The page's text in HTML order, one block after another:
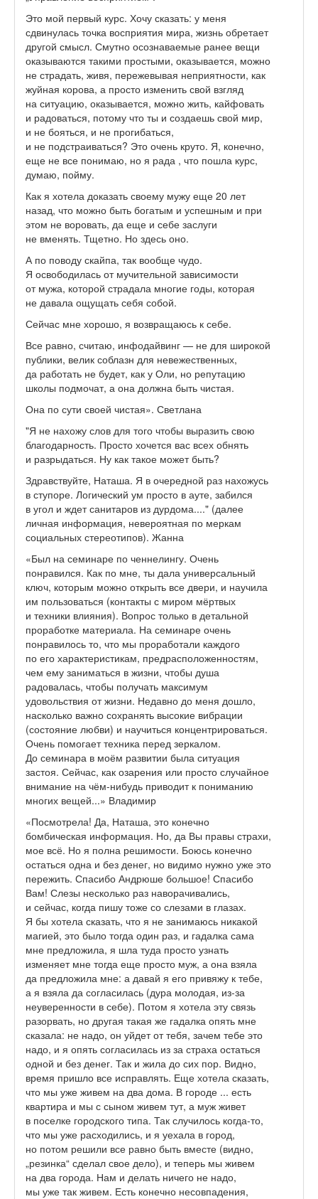
Это мой первый курс. Хочу сказать: у меня
сдвинулась точка восприятия мира, жизнь обретает
другой смысл. Смутно осознаваемые ранее вещи
оказываются такими простыми, оказывается, можно
не страдать, живя, пережевывая неприятности, как
жуйная корова, а просто изменить свой взгляд
на ситуацию, оказывается, можно жить, кайфовать
и радоваться, потому что ты и создаешь свой мир,
и не бояться, и не прогибаться,
и не подстраиваться? Это очень круто. Я, конечно,
еще не все понимаю, но я рада , что пошла курс,
думаю, пойму.
Как я хотела доказать своему мужу еще 20 лет
назад, что можно быть богатым и успешным и при
этом не воровать, да еще и себе заслуги
не вменять. Тщетно. Но здесь оно.
А по поводу скайпа, так вообще чудо.
Я освободилась от мучительной зависимости
от мужа, которой страдала многие годы, которая
не давала ощущать себя собой.
Сейчас мне хорошо, я возвращаюсь к себе.
Все равно, считаю, инфодайвинг — не для широкой
публики, велик соблазн для невежественных,
да работать не будет, как у Оли, но репутацию
школы подмочат, а она должна быть чистая.
Она по сути своей чистая». Светлана
"Я не нахожу слов для того чтобы выразить свою
благодарность. Просто хочется вас всех обнять
и разрыдаться. Ну как такое может быть?
Здравствуйте, Наташа. Я в очередной раз нахожусь
в ступоре. Логический ум просто в ауте, забился
в угол и ждет санитаров из дурдома...." (далее
личная информация, невероятная по меркам
социальных стереотипов). Жанна
«Был на семинаре по ченнелингу. Очень
понравился. Как по мне, ты дала универсальный
ключ, которым можно открыть все двери, и научила
им пользоваться (контакты с миром мёртвых
и техники влияния). Вопрос только в детальной
проработке материала. На семинаре очень
понравилось то, что мы проработали каждого
по его характеристикам, предрасположенностям,
чем ему заниматься в жизни, чтобы душа
радовалась, чтобы получать максимум
удовольствия от жизни. Недавно до меня дошло,
насколько важно сохранять высокие вибрации
(состояние любви) и научиться концентрироваться.
Очень помогает техника перед зеркалом.
До семинара в моём развитии была ситуация
застоя. Сейчас, как озарения или просто случайное
внимание на чём-нибудь приводит к пониманию
многих вещей...» Владимир
«Посмотрела! Да, Наташа, это конечно
бомбическая информация. Но, да Вы правы страхи,
мое всё. Но я полна решимости. Боюсь конечно
остаться одна и без денег, но видимо нужно уже это
пережить. Спасибо Андрюше большое! Спасибо
Вам! Слезы несколько раз наворачивались,
и сейчас, когда пишу тоже со слезами в глазах.
Я бы хотела сказать, что я не занимаюсь никакой
магией, это было тогда один раз, и гадалка сама
мне предложила, я шла туда просто узнать
изменяет мне тогда еще просто муж, а она взяла
да предложила мне: а давай я его привяжу к тебе,
а я взяла да согласилась (дура молодая, из-за
неуверенности в себе). Потом я хотела эту связь
разорвать, но другая такая же гадалка опять мне
сказала: не надо, он уйдет от тебя, зачем тебе это
надо, и я опять согласилась из за страха остаться
одной и без денег. Так и жила до сих пор. Видно,
время пришло все исправлять. Еще хотела сказать,
что мы уже живем на два дома. В городе ... есть
квартира и мы с сыном живем тут, а муж живет
в поселке городского типа. Так случилось когда-то,
что мы уже расходились, и я уехала в город,
но потом решили все равно быть вместе (видно,
„резинка“ сделал свое дело), и теперь мы живем
на два города. Нам и делать ничего не надо,
мы уже так живем. Есть конечно несовпадения,